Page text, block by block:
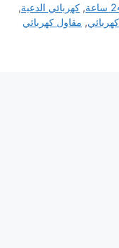
,كهربائي الدعية,
, مقاول كهربائي